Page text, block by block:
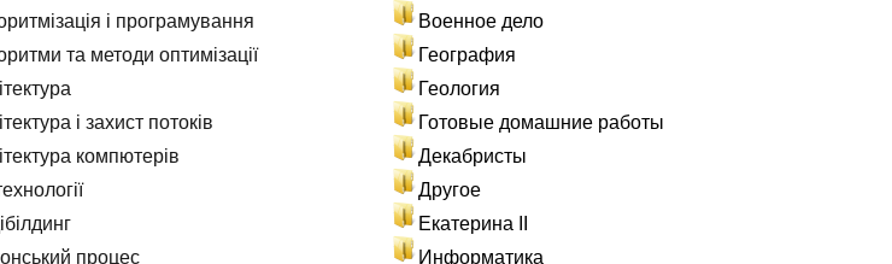
і програмування
та методи оптимізації
і захист потоків
компютерів
процес
Военное дело
География
Геология
Готовые домашние работы
Декабристы
Другое
Екатерина II
Информатика